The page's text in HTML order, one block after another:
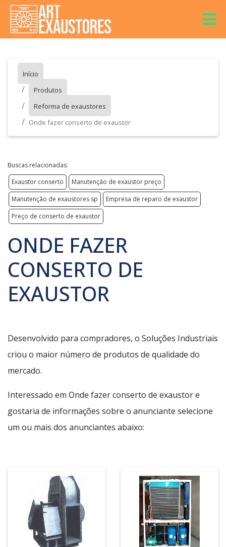
Início
Produtos
Reforma de exaustores
Onde fazer conserto de exaustor
Buscas relacionadas:
Exaustor conserto
Manutenção de exaustor preço
Manutenção de exaustores sp
Empresa de reparo de exaustor
Preço de conserto de exaustor
ONDE FAZER
CONSERTO DE
EXAUSTOR
Desenvolvido para compradores, o Soluções Industriais
criou o maior número de produtos de qualidade do
mercado.
Interessado em Onde fazer conserto de exaustor e
gostaria de informações sobre o anunciante selecione
um ou mais dos anunciantes abaixo: